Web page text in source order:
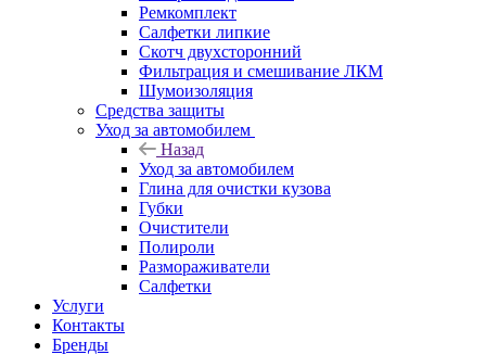
Ремкомплект
Салфетки липкие
Скотч двухсторонний
Фильтрация и смешивание ЛКМ
Шумоизоляция
Средства защиты
Уход за автомобилем
Назад
Уход за автомобилем
Глина для очистки кузова
Губки
Очистители
Полироли
Размораживатели
Салфетки
Услуги
Контакты
Бренды